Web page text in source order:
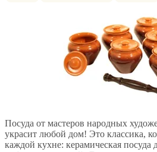
Посуда от мастеров народных
украсит любой дом! Это классика,
каждой кухне: керамическая посуда